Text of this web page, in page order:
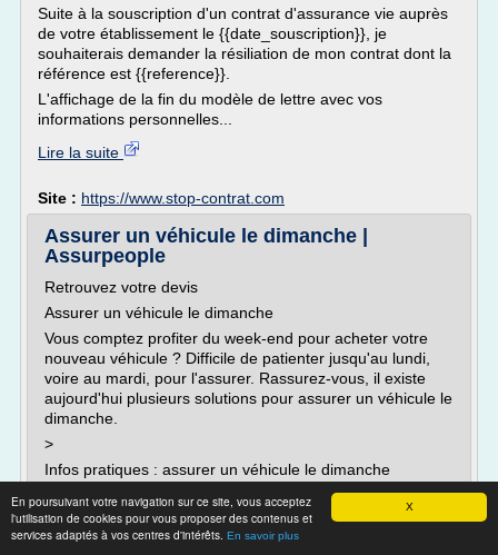
X
En poursuivant votre navigation sur ce site, vous acceptez
l'utilisation de cookies pour vous proposer des contenus et
services adaptés à vos centres d'intérêts. En savoir plus
Suite à la souscription d'un contrat d'assurance vie auprès
de votre établissement le {{date_souscription}}, je
souhaiterais demander la résiliation de mon contrat dont la
référence est {{reference}}.
L'affichage de la fin du modèle de lettre avec vos
informations personnelles...
Lire la suite
Site : https://www.stop-contrat.com
Assurer un véhicule le dimanche |
Assurpeople
Retrouvez votre devis
Assurer un véhicule le dimanche
Vous comptez profiter du week-end pour acheter votre
nouveau véhicule ? Difficile de patienter jusqu'au lundi,
voire au mardi, pour l'assurer. Rassurez-vous, il existe
aujourd'hui plusieurs solutions pour assurer un véhicule le
dimanche.
>
Infos pratiques : assurer un véhicule le dimanche
Infos pratiques : assurer un véhicule le...
Lire la suite